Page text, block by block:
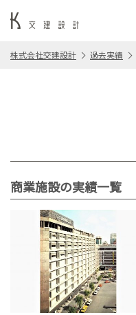
株式会社交建設計 過去実績
商業施設の実績一覧